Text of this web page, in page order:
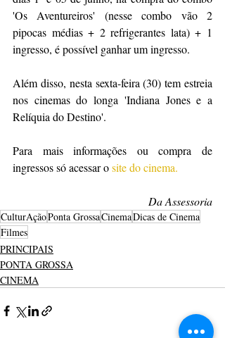
'Os Aventureiros' (nesse combo vão 2
pipocas médias + 2 refrigerantes lata) + 1
ingresso, é possível ganhar um ingresso.
Além disso, nesta sexta-feira (30) tem estreia
nos cinemas do longa 'Indiana Jones e a
Relíquia do Destino'.
Para mais informações ou compra de
ingressos só acessar o site do cinema.
Da Assessoria
CulturAçãoPonta GrossaCinemaDicas de Cinema
Filmes
PRINCIPAIS
PONTA GROSSA
CINEMA